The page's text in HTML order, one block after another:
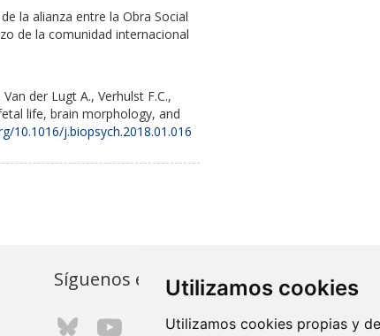
Utilizamos cookies
Utilizamos cookies propias y
la alianza entre la Obra Social
de la comunidad internacional
der Lugt A., Verhulst F.C.,
life, brain morphology, and
10.1016/j.biopsych.2018.01.016
Síguenos en... Contacto
Av.